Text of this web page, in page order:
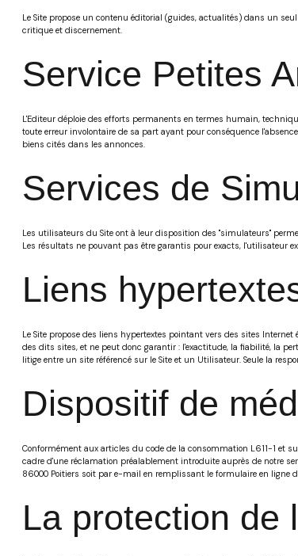
Le Site propose un contenu éditorial (guides, actualités) dans un
critique et discernement.
Service Petites
L'Editeur déploie des efforts permanents en termes humain,
toute erreur involontaire de sa part ayant pour conséquence
biens cités dans les annonces.
Services de
Les utilisateurs du Site ont à leur disposition des "simulateurs"
Les résultats ne pouvant pas être garantis pour exacts, l'utilisateur
Liens
Le Site propose des liens hypertextes pointant vers des sites
des dits sites, et ne peut donc garantir : l'exactitude, la fiabilité, la
litige entre un site référencé sur le Site et un Utilisateur. Seule la
Dispositif de
Conformément aux articles du code de la consommation L611-1 et
cadre d'une réclamation préalablement introduite auprès de notre
86000 Poitiers soit par e-mail en remplissant le formulaire en ligne
La protection de